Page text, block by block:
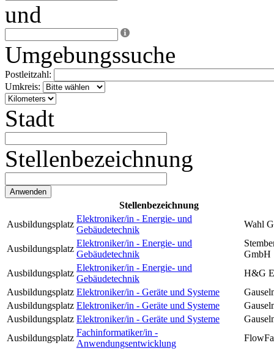
und
Umgebungssuche
Postleitzahl:
Umkreis:
Stadt
Stellenbezeichnung
Stellenbezeichnung
Ausbildungsplatz
Elektroniker/in - Energie- und
Gebäudetechnik
Wahl
Ausbildungsplatz
Elektroniker/in - Energie- und
Gebäudetechnik
GmbH
Ausbildungsplatz
Elektroniker/in - Energie- und
Gebäudetechnik
H&G
Ausbildungsplatz Elektroniker/in - Geräte und Systeme
Ausbildungsplatz Elektroniker/in - Geräte und Systeme
Ausbildungsplatz Elektroniker/in - Geräte und Systeme
Ausbildungsplatz
Fachinformatiker/in -
Anwendungsentwicklung